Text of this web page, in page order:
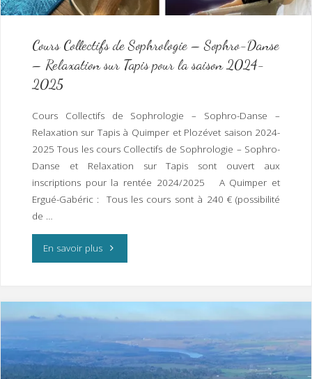
Pen
Veur
Loctudy"
Cours Collectifs de Sophrologie – Sophro-Danse
– Relaxation sur Tapis pour la saison 2024-
2025
Cours Collectifs de Sophrologie – Sophro-Danse –
Relaxation sur Tapis à Quimper et Plozévet saison 2024-
2025 Tous les cours Collectifs de Sophrologie – Sophro-
Danse et Relaxation sur Tapis sont ouvert aux
inscriptions pour la rentée 2024/2025 A Quimper et
Ergué-Gabéric : Tous les cours sont à 240 € (possibilité
de …
En savoir plus"Cours
de
–